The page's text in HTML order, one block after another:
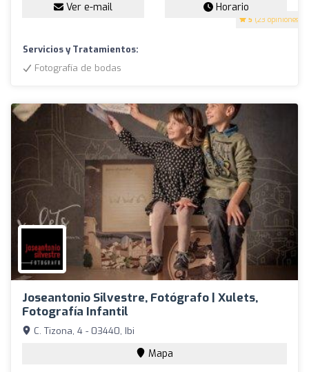
5 (23 opiniones)
Ver e-mail Horario
Servicios y Tratamientos:
Fotografía de bodas
Joseantonio Silvestre, Fotógrafo | Xulets,
Fotografía Infantil
C. Tizona, 4 - 03440, Ibi
Mapa